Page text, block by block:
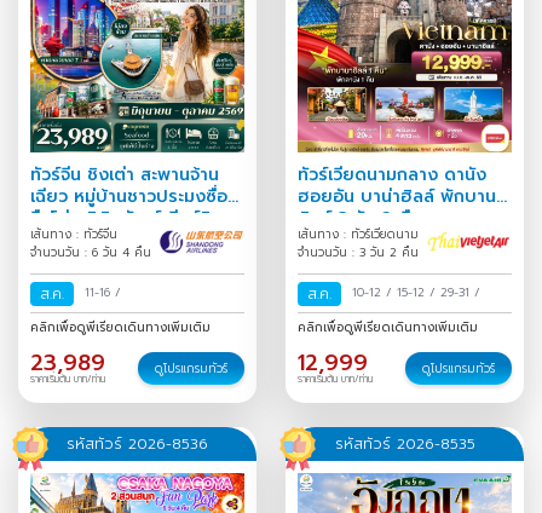
ทัวร์จีน ชิงเต่า สะพานจ้าน
เฉียว หมู่บ้านชาวประมงซื่อ
จือโข่ว พิพิธภัณฑ์เบียร์ชิง
เต่า Freeday 6 วัน 4
เส้นทาง : ทัวร์จีน
จำนวนวัน : 6 วัน 4 คืน
ส.ค. 11-16 /
คลิกเพื่อดูพีเรียดเดินทางเพิ่มเติม
23,989
ราคาเริ่มต้น บาท/ท่าน
ดูโปรแกรมทัวร์
ทัวร์เวียดนามกลาง ดานัง
ฮอยอัน บาน่าฮิลล์ พักบานา
ฮิลล์ 3 วัน 2 คืน
เส้นทาง : ทัวร์เวียดนาม
จำนวนวัน : 3 วัน 2 คืน
ส.ค. 10-12 / 15-12 / 29-31 /
คลิกเพื่อดูพีเรียดเดินทางเพิ่มเติม
12,999
ราคาเริ่มต้น บาท/ท่าน
ดูโปรแกรมทัวร์
รหัสทัวร์ 2026-8536 รหัสทัวร์ 2026-8535